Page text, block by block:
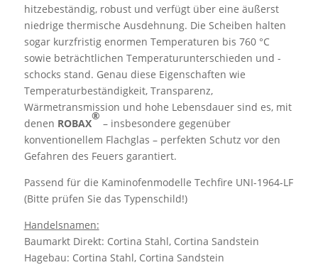
hitzebeständig, robust und verfügt über eine äußerst
niedrige thermische Ausdehnung. Die Scheiben halten
sogar kurzfristig enormen Temperaturen bis 760 °C
sowie beträchtlichen Temperaturunterschieden und -
schocks stand. Genau diese Eigenschaften wie
Temperaturbeständigkeit, Transparenz,
Wärmetransmission und hohe Lebensdauer sind es, mit
denen ROBAX
®
– insbesondere gegenüber
konventionellem Flachglas – perfekten Schutz vor den
Gefahren des Feuers garantiert.
Passend für die Kaminofenmodelle Techfire UNI-1964-LF
(Bitte prüfen Sie das Typenschild!)
Handelsnamen:
Baumarkt Direkt: Cortina Stahl, Cortina Sandstein
Hagebau: Cortina Stahl, Cortina Sandstein